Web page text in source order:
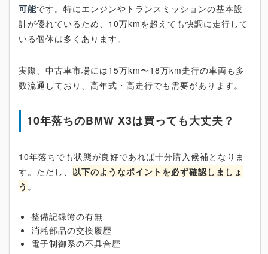
可能です。特にエンジンやトランスミッションの基本設
計が優れているため、10万kmを超えても快調に走行して
いる個体は多くあります。
実際、中古車市場には15万km〜18万km走行の車両も多
数流通しており、高年式・高走行でも需要があります。
10年落ちのBMW X3は買っても大丈夫？
10年落ちでも状態が良好であれば十分購入候補となりま
す。ただし、 以下のようなポイントを必ず確認しましょ
う 。
整備記録簿の有無
消耗部品の交換履歴
電子制御系の不具合歴